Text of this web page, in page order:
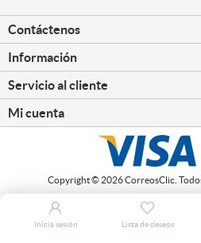
Contáctenos
Información
Servicio al cliente
Mi cuenta
Copyright © 2026 CorreosClic.
Inicia sesión Lista de deseos